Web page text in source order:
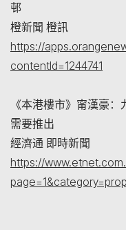
邨
橙新聞 橙訊
https://
contentId=1244741
《本港樓市》甯漢豪
需要推出
經濟通 即時新聞
https://